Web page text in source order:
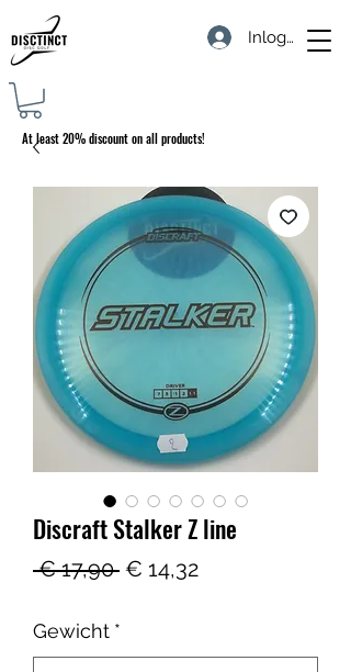
Inloggen
At least 20% discount on all products!
Discraft Stalker Z line
€ 17,90 Normale
€ 14,32Verkoopprijs
Gewicht *